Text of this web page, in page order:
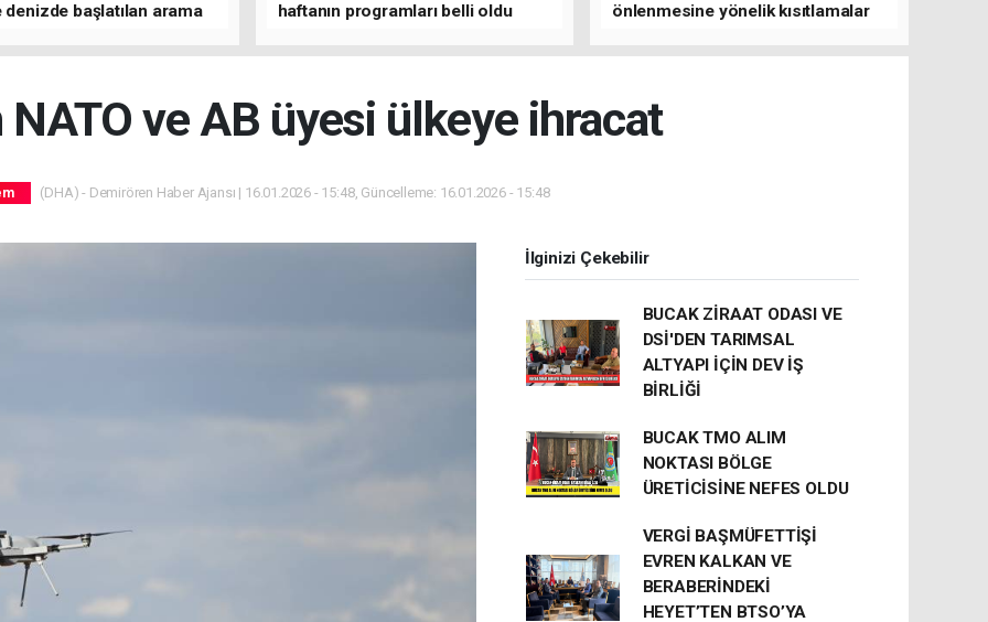
başlatılan arama
haftanın programları belli oldu
önlenmesine yönelik kısıtlamalar
NATO ve AB üyesi ülkeye ihracat
(DHA) - Demirören Haber Ajansı | 16.01.2026 - 15:48, Güncelleme: 16.01.2026 - 15:48
İlginizi Çekebilir
BUCAK ZİRAAT ODASI VE
DSİ'DEN TARIMSAL
ALTYAPI İÇİN DEV İŞ
BİRLİĞİ
BUCAK TMO ALIM
NOKTASI BÖLGE
ÜRETİCİSİNE NEFES OLDU
VERGİ BAŞMÜFETTİŞİ
EVREN KALKAN VE
BERABERİNDEKİ
HEYET’TEN BTSO’YA